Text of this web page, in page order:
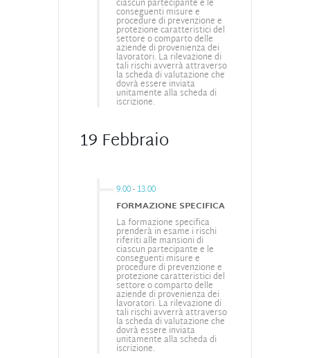
ciascun partecipante e le
conseguenti misure e
procedure di prevenzione e
protezione caratteristici del
settore o comparto delle
aziende di provenienza dei
lavoratori. La rilevazione di
tali rischi avverrà attraverso
la scheda di valutazione che
dovrà essere inviata
unitamente alla scheda di
iscrizione.
19 Febbraio
9.00-13.00
FORMAZIONE SPECIFICA
La formazione specifica
prenderà in esame i rischi
riferiti alle mansioni di
ciascun partecipante e le
conseguenti misure e
procedure di prevenzione e
protezione caratteristici del
settore o comparto delle
aziende di provenienza dei
lavoratori. La rilevazione di
tali rischi avverrà attraverso
la scheda di valutazione che
dovrà essere inviata
unitamente alla scheda di
iscrizione.